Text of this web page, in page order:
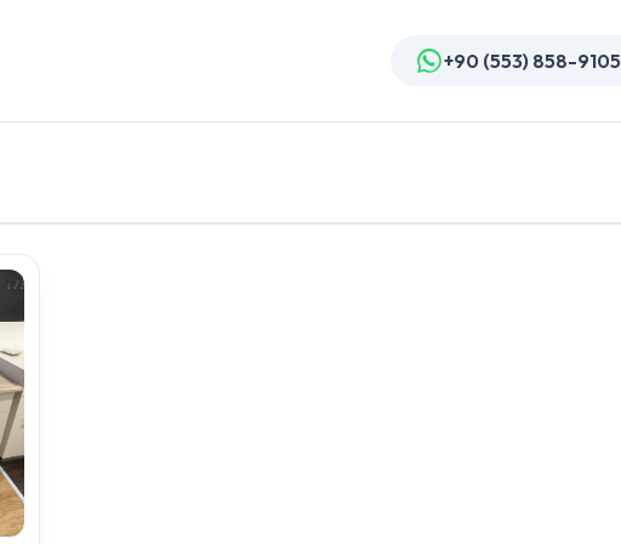
+90 (553) 858-9105
Yazmaya başlayın...